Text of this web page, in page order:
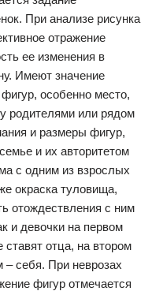
При анализе рисунка
отражение
ее изменения в
Имеют значение
особенно место,
родителями или рядом
и размеры фигур,
и их авторитетом
с одним из взрослых
окраска туловища,
отождествления с ним
и девочки на первом
отца, на втором
– себя. При неврозах
фигур отмечается